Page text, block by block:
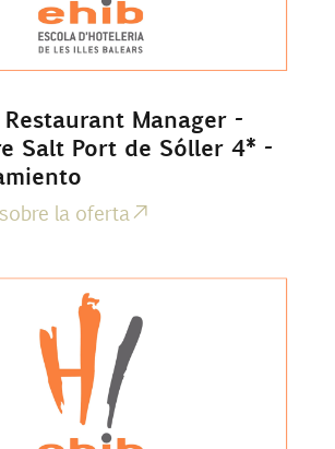
Manager -
Salt Port de Sóller 4* -
la oferta